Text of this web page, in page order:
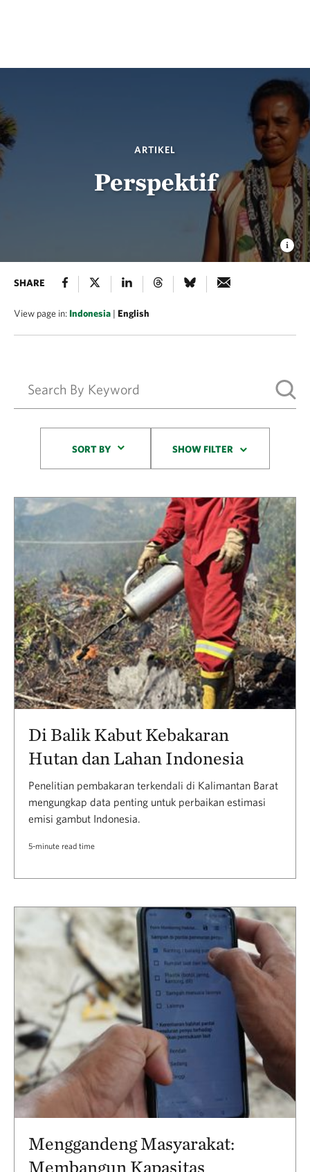
ARTIKEL
Perspektif
SHARE
View page in: Indonesia | English
SORT BY SHOW FILTER
Results
Di Balik Kabut Kebakaran
Hutan dan Lahan Indonesia
Penelitian pembakaran terkendali di Kalimantan Barat
mengungkap data penting untuk perbaikan estimasi
emisi gambut Indonesia.
5-minute read time
Menggandeng Masyarakat:
Membangun Kapasitas